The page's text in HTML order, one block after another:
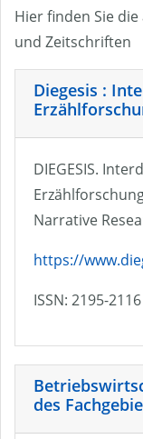
Hier finden Sie
und Zeitschriften
Diegesis :
DIEGESIS.
Narrative
https://
ISSN: 2195-2116
des